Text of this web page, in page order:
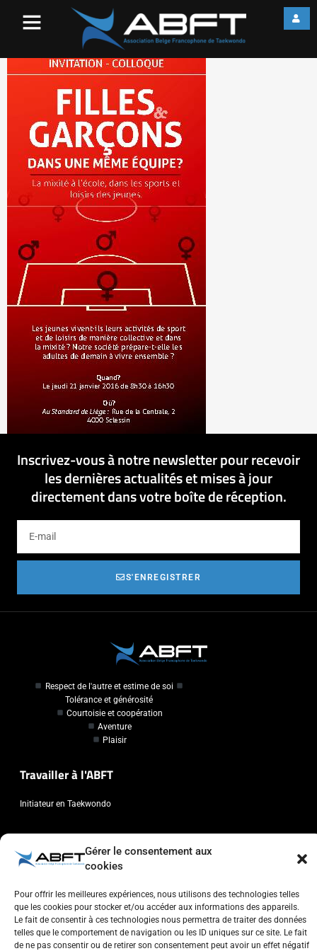
Gérer le consentement aux
cookies
Pour offrir les meilleures expériences, nous utilisons des technologies telles
que les cookies pour stocker et/ou accéder aux informations des appareils.
Le fait de consentir à ces technologies nous permettra de traiter des données
telles que le comportement de navigation ou les ID uniques sur ce site. Le fait
de ne pas consentir ou de retirer son consentement peut avoir un effet négatif
Inscrivez-vous à notre newsletter pour recevoir
les dernières actualités et mises à jour
directement dans votre boîte de réception.
S'ENREGISTRER
Respect de l'autre et estime de soi
Tolérance et générosité
Courtoisie et coopération
Aventure
Plaisir
Travailler à l'ABFT
Initiateur en Taekwondo
Contact
Association Belge Francophone de Taekwondo
info@abft.be
+32 (0)2 347 34 77